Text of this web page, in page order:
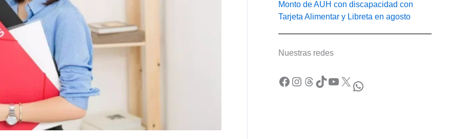
Monto de AUH con discapacidad con
Tarjeta Alimentar y Libreta en agosto
Nuestras redes
Facebook Instagram Threads TikTok YouTube X WhatsApp